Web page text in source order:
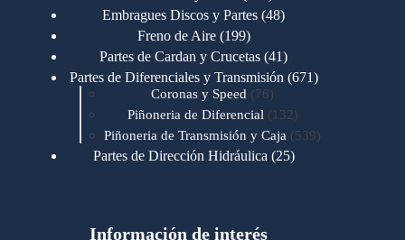
productos
Embragues Discos y Partes 4848
Freno de Aire 199199
productos
Partes de Cardan y Crucetas 4141
productos
Partes de Diferenciales y Transmisión 671671
Coronas y Speed 7676
productos
Piñoneria de Diferencial 132 132
productos
Piñoneria de Transmisión y Caja 539539
Partes de Dirección Hidráulica 2525
Motores Cummins 723
Información de interés